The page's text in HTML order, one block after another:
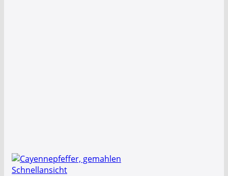
Schnellansicht